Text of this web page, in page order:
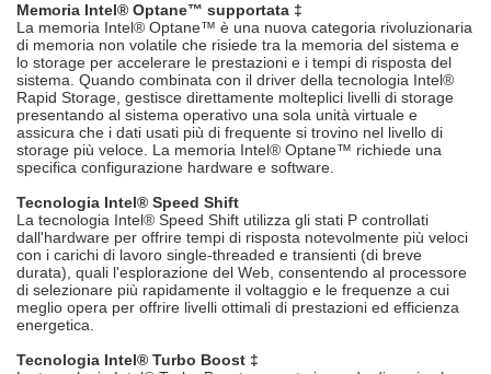
Memoria Intel® Optane™ supportata ‡
La memoria Intel® Optane™ è una nuova categoria rivoluzionaria
di memoria non volatile che risiede tra la memoria del sistema e
lo storage per accelerare le prestazioni e i tempi di risposta del
sistema. Quando combinata con il driver della tecnologia Intel®
Rapid Storage, gestisce direttamente molteplici livelli di storage
presentando al sistema operativo una sola unità virtuale e
assicura che i dati usati più di frequente si trovino nel livello di
storage più veloce. La memoria Intel® Optane™ richiede una
specifica configurazione hardware e software.
Tecnologia Intel® Speed Shift
La tecnologia Intel® Speed Shift utilizza gli stati P controllati
dall'hardware per offrire tempi di risposta notevolmente più veloci
con i carichi di lavoro single-threaded e transienti (di breve
durata), quali l'esplorazione del Web, consentendo al processore
di selezionare più rapidamente il voltaggio e le frequenze a cui
meglio opera per offrire livelli ottimali di prestazioni ed efficienza
energetica.
Tecnologia Intel® Turbo Boost ‡